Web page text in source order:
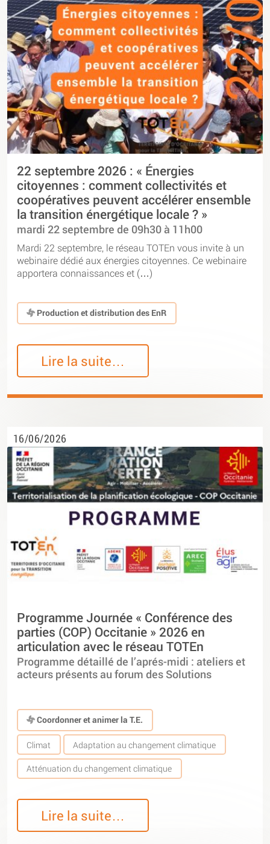
22 septembre 2026 : « Énergies
citoyennes : comment collectivités et
coopératives peuvent accélérer ensemble
la transition énergétique locale ? »
mardi 22 septembre de 09h30 à 11h00
Mardi 22 septembre, le réseau TOTEn vous invite à un
webinaire dédié aux énergies citoyennes. Ce webinaire
apportera connaissances et (…)
Production et distribution des EnR
Lire la suite…
16/06/2026
Programme Journée « Conférence des
parties (COP) Occitanie » 2026 en
articulation avec le réseau TOTEn
Programme détaillé de l’aprés-midi : ateliers et
acteurs présents au forum des Solutions
Coordonner et animer la T.E.
Climat Adaptation au changement climatique
Atténuation du changement climatique
Lire la suite…